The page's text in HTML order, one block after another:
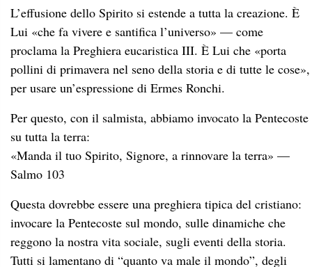
L’effusione dello Spirito si estende a tutta la creazione. È
Lui «che fa vivere e santifica l’universo» — come
proclama la Preghiera eucaristica III. È Lui che «porta
pollini di primavera nel seno della storia e di tutte le cose»,
per usare un’espressione di Ermes Ronchi.
Per questo, con il salmista, abbiamo invocato la Pentecoste
su tutta la terra:
«Manda il tuo Spirito, Signore, a rinnovare la terra» —
Salmo 103
Questa dovrebbe essere una preghiera tipica del cristiano:
invocare la Pentecoste sul mondo, sulle dinamiche che
reggono la nostra vita sociale, sugli eventi della storia.
Tutti si lamentano di “quanto va male il mondo”, degli